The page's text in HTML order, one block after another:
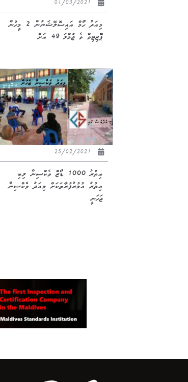
މިއަދު ހޯމް އައިސޮލޭޝަނުން 2 މީހުން
ޕޮޒިޓިވް ވެ ޖުމްލަ 49 އަށް
އިތުރު 1000 ޑޯޒް ވެކްސިން ލިބި
އިތުރު އުމުރުފުރާތަކަށް މިއަދު ވެކްސިން
ޖަހަނީ